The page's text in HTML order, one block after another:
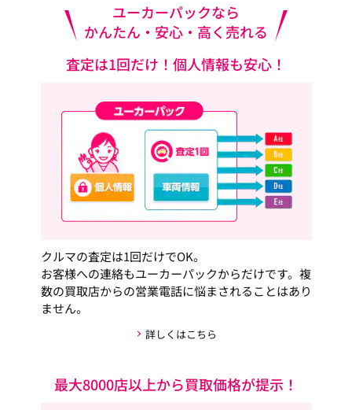
ユーカーパックなら
かんたん・安心・高く売れる
査定は1回だけ！個人情報も安心！
クルマの査定は1回だけでOK。
お客様への連絡もユーカーパックからだけです。複
数の買取店からの営業電話に悩まされることはあり
ません。
詳しくはこちら
最大8000店以上から買取価格が提示！